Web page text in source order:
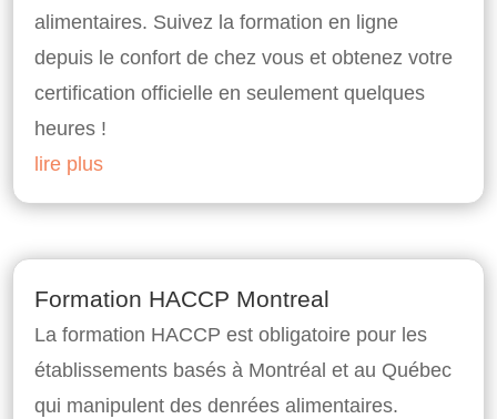
alimentaires. Suivez la formation en ligne
depuis le confort de chez vous et obtenez votre
certification officielle en seulement quelques
heures !
lire plus
Formation HACCP Montreal
La formation HACCP est obligatoire pour les
établissements basés à Montréal et au Québec
qui manipulent des denrées alimentaires.